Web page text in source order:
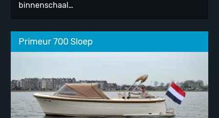
binnenschaal…
Primeur 700 Sloep